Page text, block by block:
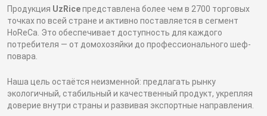
Продукция UzRiceпредставлена более чем в 2700 торговых
точках по всей стране и активно поставляется в сегмент
HoReCa. Это обеспечивает доступность для каждого
потребителя — от домохозяйки до профессионального шеф-
повара.
Наша цель остаётся неизменной: предлагать рынку
экологичный, стабильный и качественный продукт, укрепляя
доверие внутри страны и развивая экспортные направления.